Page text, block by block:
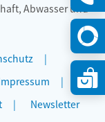
Abwasser und
Newsletter